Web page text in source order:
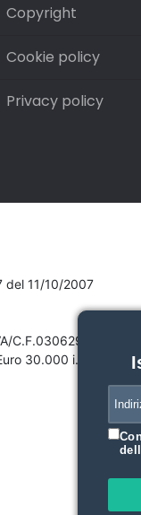
Copyright
Cookie policy
Privacy policy
del 11/10/2007
C.F.03062910132
30.000 i.v.